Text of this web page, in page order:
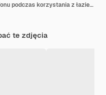
Kobieta korzystająca z telefonu podczas korzystania z łazienki
te zdjęcia